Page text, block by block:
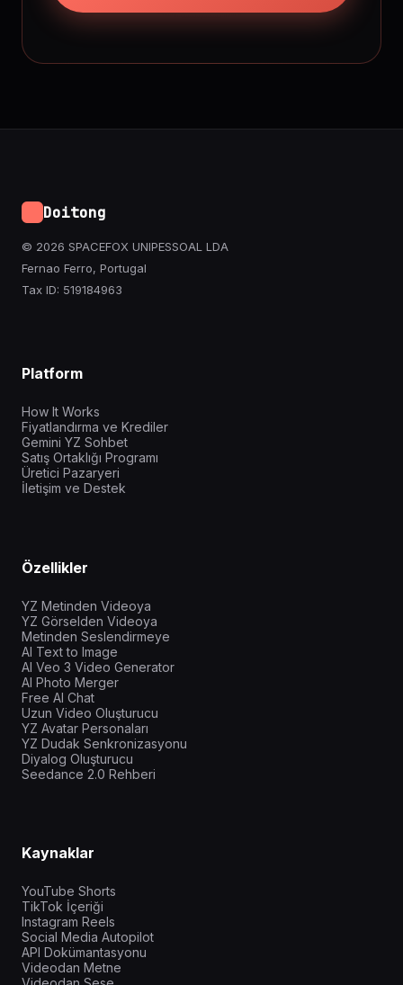
Doitong
© 2026 SPACEFOX UNIPESSOAL LDA
Fernao Ferro, Portugal
Tax ID: 519184963
Platform
How It Works
Fiyatlandırma ve Krediler
Gemini YZ Sohbet
Satış Ortaklığı Programı
Üretici Pazaryeri
İletişim ve Destek
Özellikler
YZ Metinden Videoya
YZ Görselden Videoya
Metinden Seslendirmeye
AI Text to Image
AI Veo 3 Video Generator
AI Photo Merger
Free AI Chat
Uzun Video Oluşturucu
YZ Avatar Personaları
YZ Dudak Senkronizasyonu
Diyalog Oluşturucu
Seedance 2.0 Rehberi
Kaynaklar
YouTube Shorts
TikTok İçeriği
Instagram Reels
Social Media Autopilot
API Dokümantasyonu
Videodan Metne